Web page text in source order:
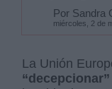
Por Sandra
miércoles, 2 de
La Unión